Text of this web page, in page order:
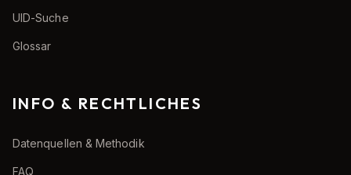
UID-Suche
Glossar
INFO & RECHTLICHES
Datenquellen & Methodik
FAQ